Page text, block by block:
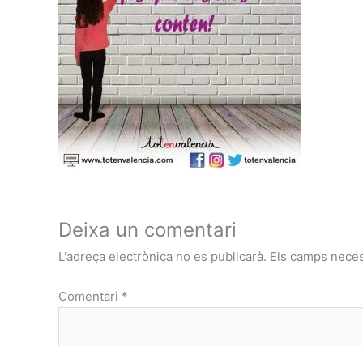
Deixa un comentari
L'adreça electrònica no es publicarà. Els camps
Comentari *